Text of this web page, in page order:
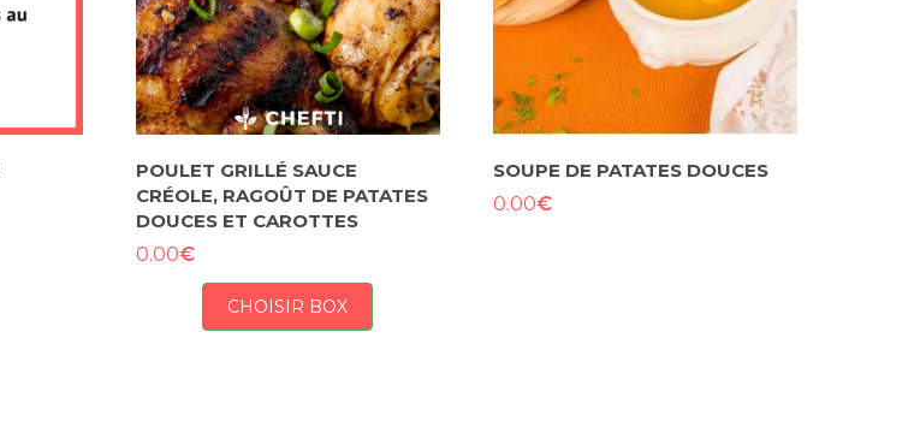
POULET GRILLÉ SAUCE
CRÉOLE, RAGOÛT DE PATATES
DOUCES ET CAROTTES
0.00€
CHOISIR BOX
SOUPE DE PATATES DOUCES
0.00€